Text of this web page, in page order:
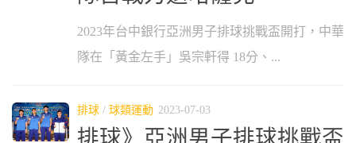
2023年台中銀行亞洲男子排球挑戰盃開打，中華
隊在「黃金左手」吳宗軒得 18分、...
排球 / 球類運動 2023-07-03
排球》亞洲男子排球挑戰盃